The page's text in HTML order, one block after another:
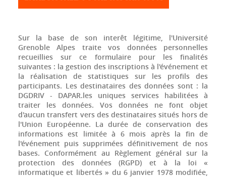
Sur la base de son interêt légitime, l'Université
Grenoble Alpes traite vos données personnelles
recueillies sur ce formulaire pour les finalités
suivantes : la gestion des inscriptions à l'événement et
la réalisation de statistiques sur les profils des
participants. Les destinataires des données sont : la
DGDRIV - DAPAR.les uniques services habilitées à
traiter les données. Vos données ne font objet
d'aucun transfert vers des destinataires situés hors de
l'Union Européenne. La durée de conservation des
informations est limitée à 6 mois après la fin de
l'événement puis supprimées définitivement de nos
bases. Conformément au Règlement général sur la
protection des données (RGPD) et à la loi «
informatique et libertés » du 6 janvier 1978 modifiée,